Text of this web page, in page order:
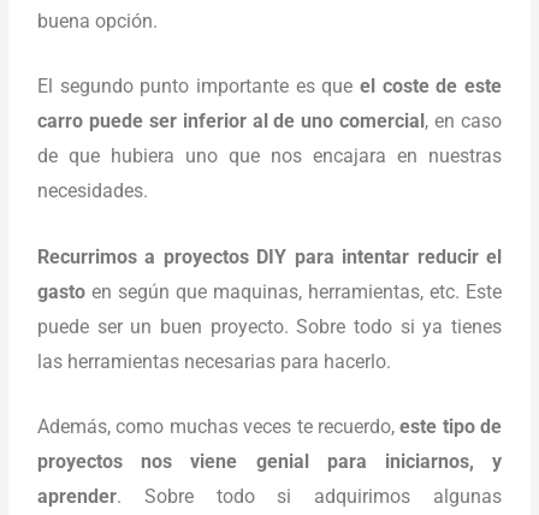
buena opción.
El segundo punto importante es que el coste de este
carro puede ser inferior al de uno comercial , en caso
de que hubiera uno que nos encajara en nuestras
necesidades.
Recurrimos a proyectos DIY para intentar reducir el
gasto en según que maquinas, herramientas, etc. Este
puede ser un buen proyecto. Sobre todo si ya tienes
las herramientas necesarias para hacerlo.
Además, como muchas veces te recuerdo,este tipo de
proyectos nos viene genial para iniciarnos, y
aprender. Sobre todo si adquirimos algunas